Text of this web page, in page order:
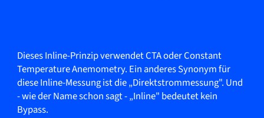
Dieses Inline-Prinzip verwendet CTA oder Constant
Temperature Anemometry. Ein anderes Synonym für
diese Inline-Messung ist die „Direktstrommessung". Und
- wie der Name schon sagt - „Inline" bedeutet kein
Bypass.